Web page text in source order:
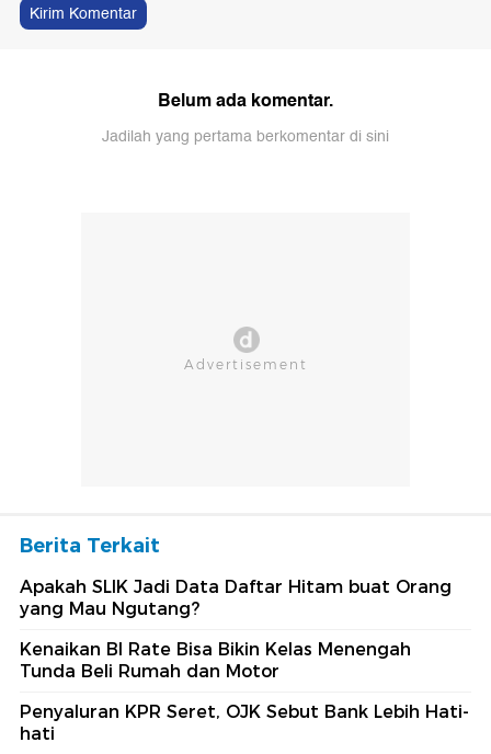
Kirim Komentar
Belum ada komentar.
Jadilah yang pertama berkomentar di sini
Berita Terkait
Apakah SLIK Jadi Data Daftar Hitam buat Orang
yang Mau Ngutang?
Kenaikan BI Rate Bisa Bikin Kelas Menengah
Tunda Beli Rumah dan Motor
Penyaluran KPR Seret, OJK Sebut Bank Lebih Hati-
hati